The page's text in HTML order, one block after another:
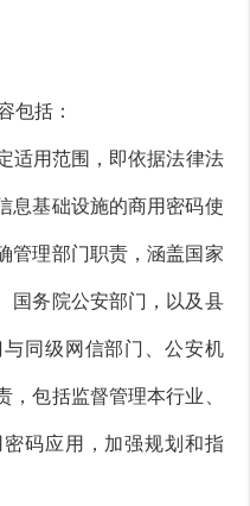
包括：
适用范围，即依据法律法
息基础设施的商用密码使
管理部门职责，涵盖国家
国务院公安部门，以及县
同级网信部门、公安机
包括监督管理本行业、
码应用，加强规划和指